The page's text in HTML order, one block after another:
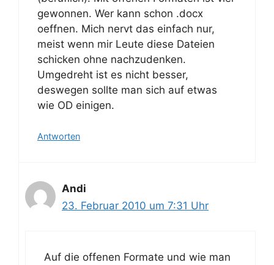
gewonnen. Wer kann schon .docx
oeffnen. Mich nervt das einfach nur,
meist wenn mir Leute diese Dateien
schicken ohne nachzudenken.
Umgedreht ist es nicht besser,
deswegen sollte man sich auf etwas
wie OD einigen.
Antworten
Andi
23. Februar 2010 um 7:31 Uhr
Auf die offenen Formate und wie man